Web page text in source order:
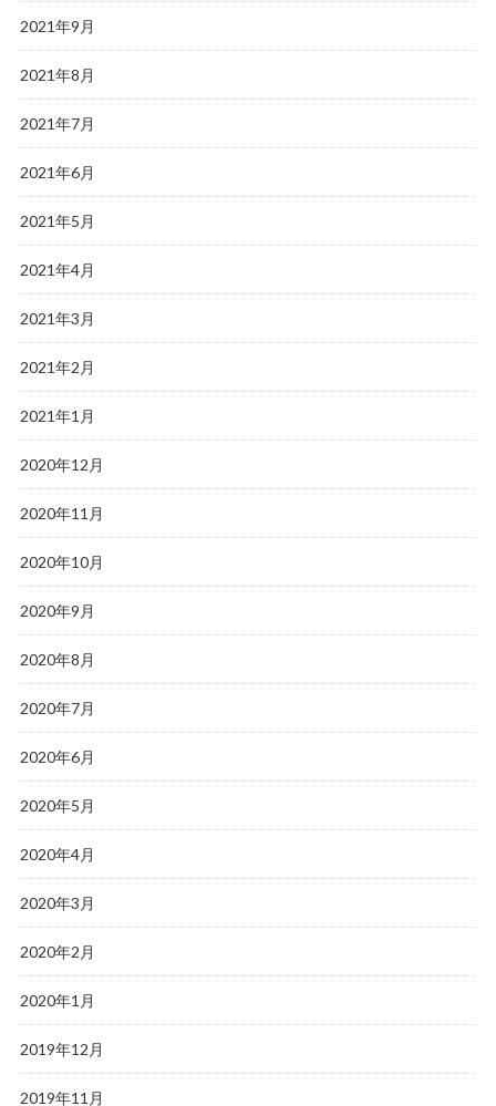
2021年9月
2021年8月
2021年7月
2021年6月
2021年5月
2021年4月
2021年3月
2021年2月
2021年1月
2020年12月
2020年11月
2020年10月
2020年9月
2020年8月
2020年7月
2020年6月
2020年5月
2020年4月
2020年3月
2020年2月
2020年1月
2019年12月
2019年11月